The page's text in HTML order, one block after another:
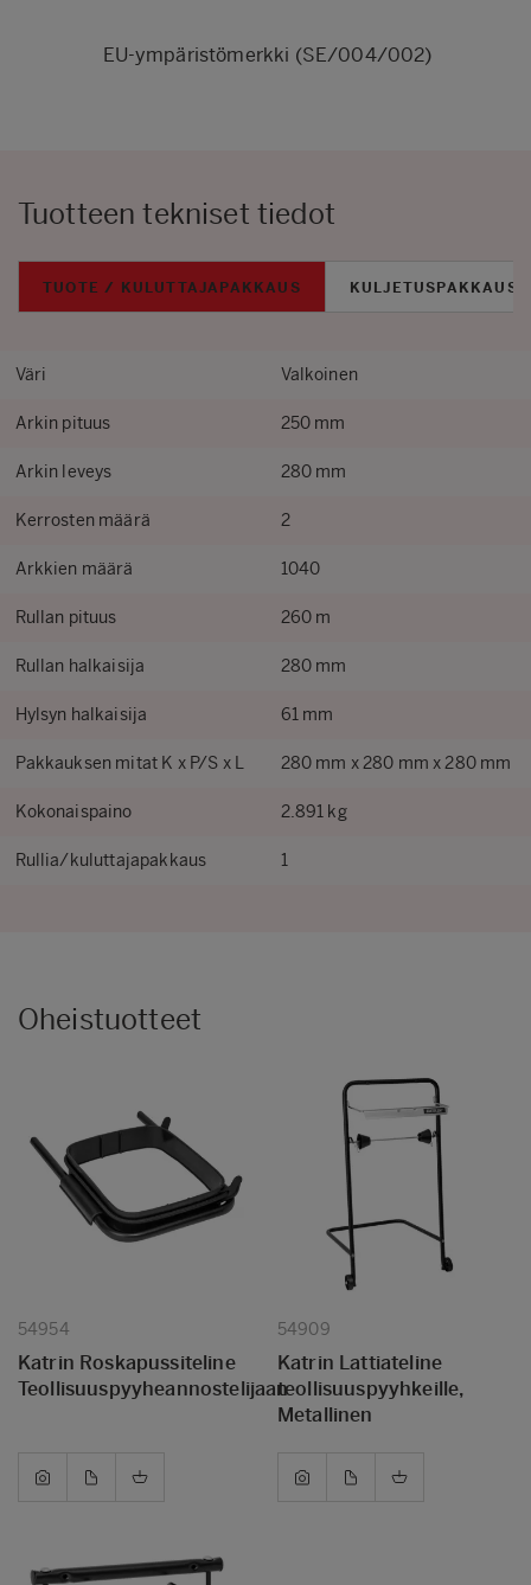
EU-ympäristömerkki (SE/004/002)
Tuotteen tekniset tiedot
TUOTE / KULUTTAJAPAKKAUS KULJETUSPAKKAUS
Väri Valkoinen
Arkin pituus 250 mm
Arkin leveys 280 mm
Kerrosten määrä 2
Arkkien määrä 1040
Rullan pituus 260 m
Rullan halkaisija 280 mm
Hylsyn halkaisija 61 mm
Pakkauksen mitat K x P/S x L 280 mm x 280 mm x 280 mm
Kokonaispaino 2.891 kg
Rullia/kuluttajapakkaus 1
Oheistuotteet
54954
Katrin Roskapussiteline
Teollisuuspyyheannostelijaan
54909
Katrin Lattiateline
teollisuuspyyhkeille,
Metallinen